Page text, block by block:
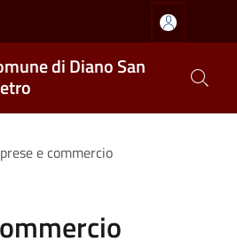
di Diano San
e commercio